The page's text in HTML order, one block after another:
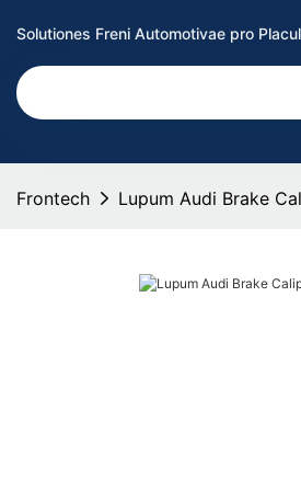
Solutiones Freni Automotivae pro
Frontech Lupum Audi Brake